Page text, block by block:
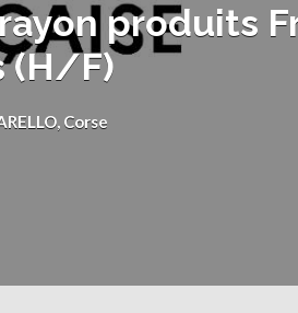
produits
(H/F)
Corse